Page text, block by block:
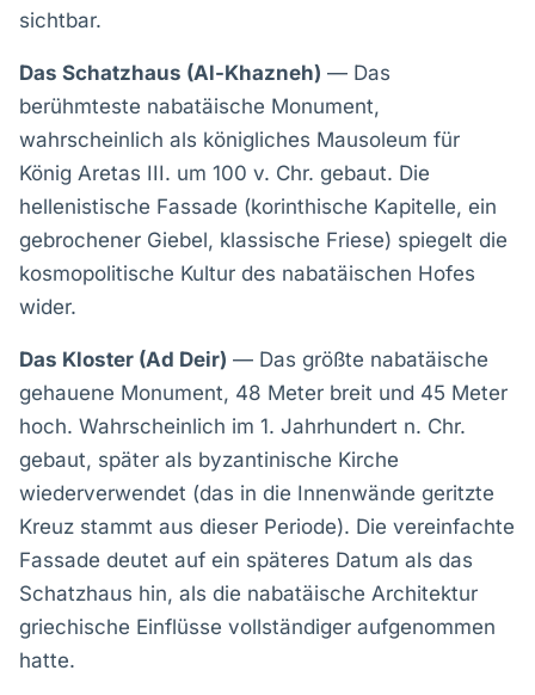
sichtbar.
Das Schatzhaus (Al-Khazneh) — Das
berühmteste nabatäische Monument,
wahrscheinlich als königliches Mausoleum für
König Aretas III. um 100 v. Chr. gebaut. Die
hellenistische Fassade (korinthische Kapitelle, ein
gebrochener Giebel, klassische Friese) spiegelt die
kosmopolitische Kultur des nabatäischen Hofes
wider.
Das Kloster (Ad Deir) — Das größte nabatäische
gehauene Monument, 48 Meter breit und 45 Meter
hoch. Wahrscheinlich im 1. Jahrhundert n. Chr.
gebaut, später als byzantinische Kirche
wiederverwendet (das in die Innenwände geritzte
Kreuz stammt aus dieser Periode). Die vereinfachte
Fassade deutet auf ein späteres Datum als das
Schatzhaus hin, als die nabatäische Architektur
griechische Einflüsse vollständiger aufgenommen
hatte.